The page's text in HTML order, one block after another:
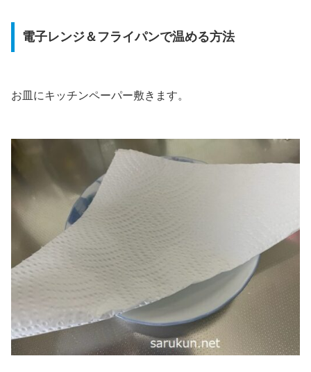
電子レンジ＆フライパンで温める方法
お皿にキッチンペーパー敷きます。